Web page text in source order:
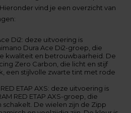
vind je een overzicht van
Di2: deze uitvoering is
Dura Ace Di2-groep, die
kwaliteit en betrouwbaarheid. De
Zero Carbon, die licht en stijf
een stijlvolle zwarte tint met rode
ETAP AXS: deze uitvoering is
RED ETAP AXS-groep, die
De wielen zijn de Zipp